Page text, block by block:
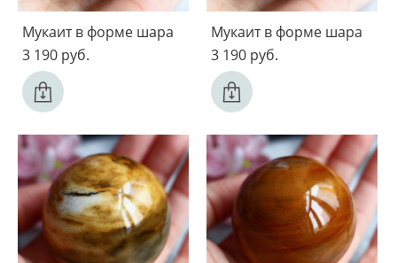
Мукаит в форме шара
3 190 pуб.
Мукаит в форме шара
3 190 pуб.